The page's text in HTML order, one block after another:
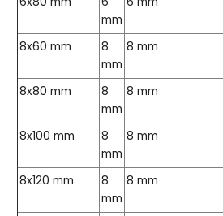
mm
8x60 mm
8
mm
8 mm
8x80 mm
8
mm
8 mm
8x100 mm
8
mm
8 mm
8x120 mm
8
mm
8 mm